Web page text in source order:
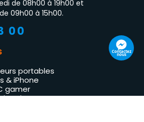
de 08h00 à 19h00 et
09h00 à 15h00.
00
portables
& iPhone
gamer
imprimantes
Contactez
nous